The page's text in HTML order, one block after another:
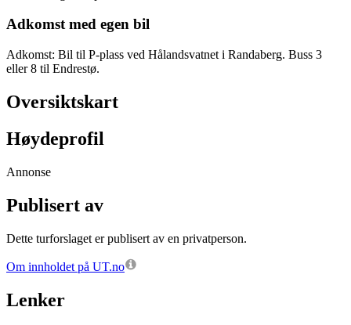
Adkomst med egen bil
Adkomst: Bil til P-plass ved Hålandsvatnet i Randaberg. Buss 3
eller 8 til Endrestø.
Oversiktskart
Høydeprofil
Annonse
Publisert av
Dette turforslaget er publisert av en privatperson.
Om innholdet på UT.no
Lenker